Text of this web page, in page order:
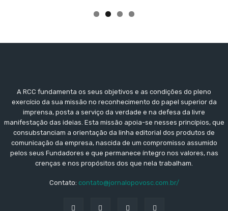
A RCC fundamenta os seus objetivos e as condições do pleno
exercício da sua missão no reconhecimento do papel superior da
imprensa, posta a serviço da verdade e na defesa da livre
manifestação das ideias. Esta missão apoia-se nesses princípios, que
consubstanciam a orientação da linha editorial dos produtos de
comunicação da empresa, nascida de um compromisso assumido
pelos seus Fundadores e que permanece íntegro nos valores, nas
crenças e nos propósitos dos que nela trabalham.
Contato: contato@jornalopovosc.com.br/